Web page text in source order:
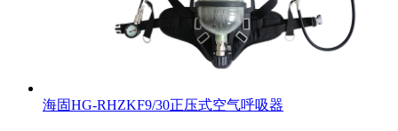
海固HG-RHZKF9/30正压式空气呼吸器